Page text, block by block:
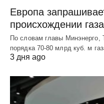
Европа
происхождении газа
По словам главы Минэнерго,
порядка 70-80 млрд куб. м
3 дня ago